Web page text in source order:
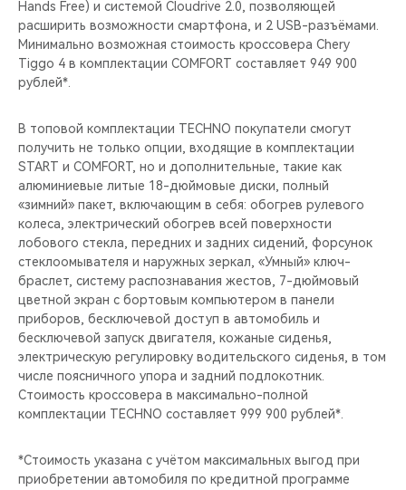
Hands Free) и системой Cloudrive 2.0, позволяющей
расширить возможности смартфона, и 2 USB-разъёмами.
Минимально возможная стоимость кроссовера Chery
Tiggo 4 в комплектации COMFORT составляет 949 900
рублей*.
В топовой комплектации TECHNO покупатели смогут
получить не только опции, входящие в комплектации
START и COMFORT, но и дополнительные, такие как
алюминиевые литые 18-дюймовые диски, полный
«зимний» пакет, включающим в себя: обогрев рулевого
колеса, электрический обогрев всей поверхности
лобового стекла, передних и задних сидений, форсунок
стеклоомывателя и наружных зеркал, «Умный» ключ-
браслет, систему распознавания жестов, 7-дюймовый
цветной экран с бортовым компьютером в панели
приборов, бесключевой доступ в автомобиль и
бесключевой запуск двигателя, кожаные сиденья,
электрическую регулировку водительского сиденья, в том
числе поясничного упора и задний подлокотник.
Стоимость кроссовера в максимально-полной
комплектации TECHNO составляет 999 900 рублей*.
*Стоимость указана с учётом максимальных выгод при
приобретении автомобиля по кредитной программе